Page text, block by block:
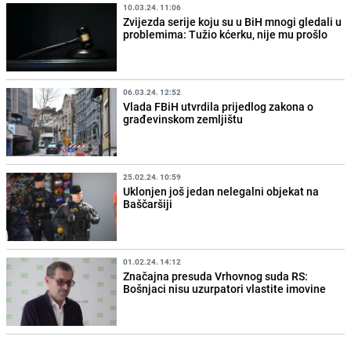
10.03.24. 11:06
Zvijezda serije koju su u BiH mnogi gledali u
problemima: Tužio kćerku, nije mu prošlo
06.03.24. 12:52
Vlada FBiH utvrdila prijedlog zakona o
građevinskom zemljištu
25.02.24. 10:59
Uklonjen još jedan nelegalni objekat na
Baščaršiji
01.02.24. 14:12
Značajna presuda Vrhovnog suda RS:
Bošnjaci nisu uzurpatori vlastite imovine